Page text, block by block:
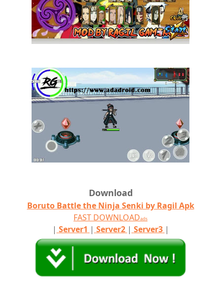
Download
Boruto Battle the Ninja Senki by Ragil Apk
FAST DOWNLOADads
| Server1 | Server2 | Server3 |